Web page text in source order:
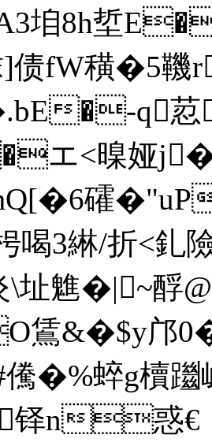
垍8h埑
]债fW穔�5鞿
�-q荵
エ<暞娅
礭�"uP
喝3綝/折<釓
\址魋�|~酻
鵀&�$y邝
�%蜶g櫝躖
n惑€丨